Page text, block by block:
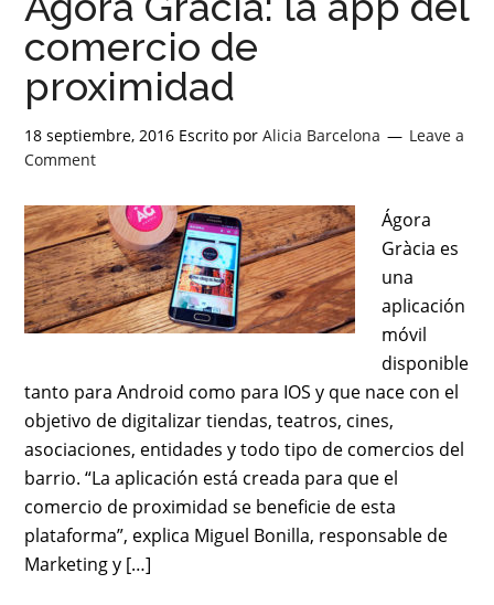
comercio de
proximidad
18 septiembre, 2016 Escrito porAlicia Barcelona
Leave a
Comment
Ágora
Gràcia es
una
aplicación
móvil
disponible
tanto para Android como para IOS y que nace con el
objetivo de digitalizar tiendas, teatros, cines,
asociaciones, entidades y todo tipo de comercios del
barrio. “La aplicación está creada para que el
comercio de proximidad se beneficie de esta
plataforma”, explica Miguel Bonilla, responsable de
Marketing y […]